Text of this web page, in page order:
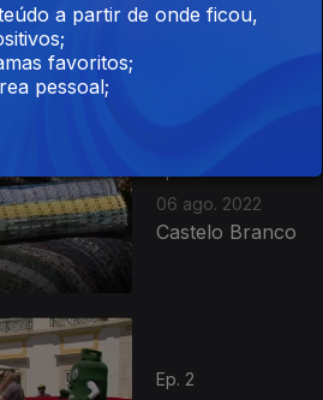
Covilhã
06 ago. 2022
Castelo Branco
Ep. 2
a partir de onde ficou,
favoritos;
pessoal;